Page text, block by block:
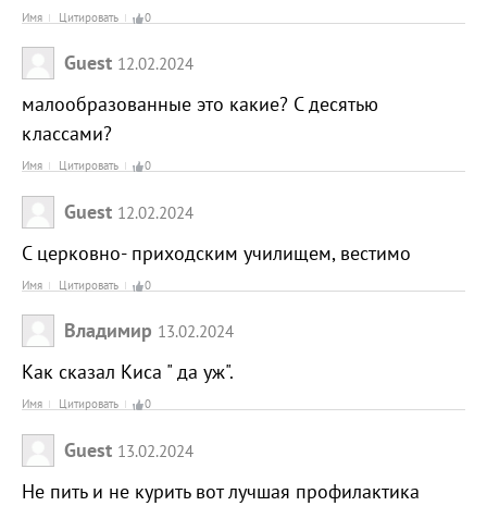
Имя Цитировать 0
Guest 12.02.2024
малообразованные это какие? С десятью
классами?
Имя Цитировать 0
Guest 12.02.2024
С церковно- приходским училищем, вестимо
Имя Цитировать 0
Владимир 13.02.2024
Как сказал Киса " да уж".
Имя Цитировать 0
Guest 13.02.2024
Не пить и не курить вот лучшая профилактика